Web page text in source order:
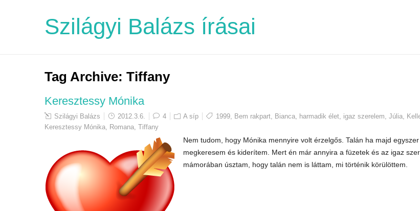
Szilágyi Balázs írásai
Tag Archive: Tiffany
Keresztessy Mónika
Szilágyi Balázs 2012.3.6. 4 A síp 1999, Bem rakpart, Bianca, harmadik élet, igaz szerelem, Júlia,
Keresztessy Mónika, Romana, Tiffany
Nem tudom, hogy Mónika mennyire volt érzelgős. Talán ha majd egyszer
megkeresem és kiderítem. Mert én már annyira a füzetek és az igaz
mámorában úsztam, hogy talán nem is láttam, mi történik körülöttem.